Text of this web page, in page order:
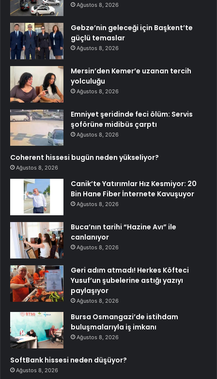
Ağustos 8, 2026
Gebze’nin geleceği için Başkent’te
güçlü temaslar
Ağustos 8, 2026
Mersin’den Kemer’e uzanan tercih
yolculuğu
Ağustos 8, 2026
Emniyet şeridinde feci ölüm: Servis
şoförüne midibüs çarptı
Ağustos 8, 2026
Coherent hissesi bugün neden yükseliyor?
Ağustos 8, 2026
Canik’te Yatırımlar Hız Kesmiyor: 20
Bin Hane Fiber İnternete Kavuşuyor
Ağustos 8, 2026
Buca’nın tarihi “Hazine Avı” ile
canlanıyor
Ağustos 8, 2026
Geri adım atmadı! Herkes Köfteci
Yusuf’un şubelerine astığı yazıyı
paylaşıyor
Ağustos 8, 2026
Bursa Osmangazi’de istihdam
buluşmalarıyla iş imkanı
Ağustos 8, 2026
SoftBank hissesi neden düşüyor?
Ağustos 8, 2026